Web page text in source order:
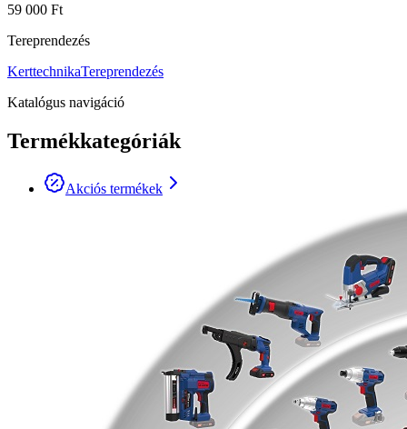
59 000 Ft
Tereprendezés
KerttechnikaTereprendezés
Katalógus navigáció
Termékkategóriák
Akciós termékek